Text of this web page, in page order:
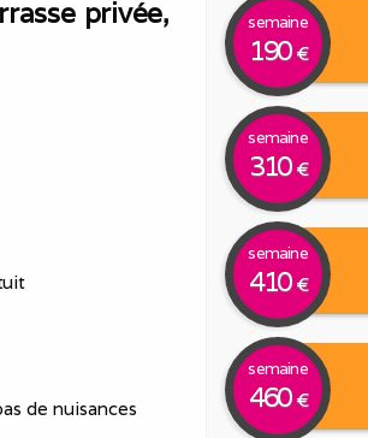
semaine
190 €
semaine
310 €
semaine
410 €
semaine
460 €
privée,
de nuisances